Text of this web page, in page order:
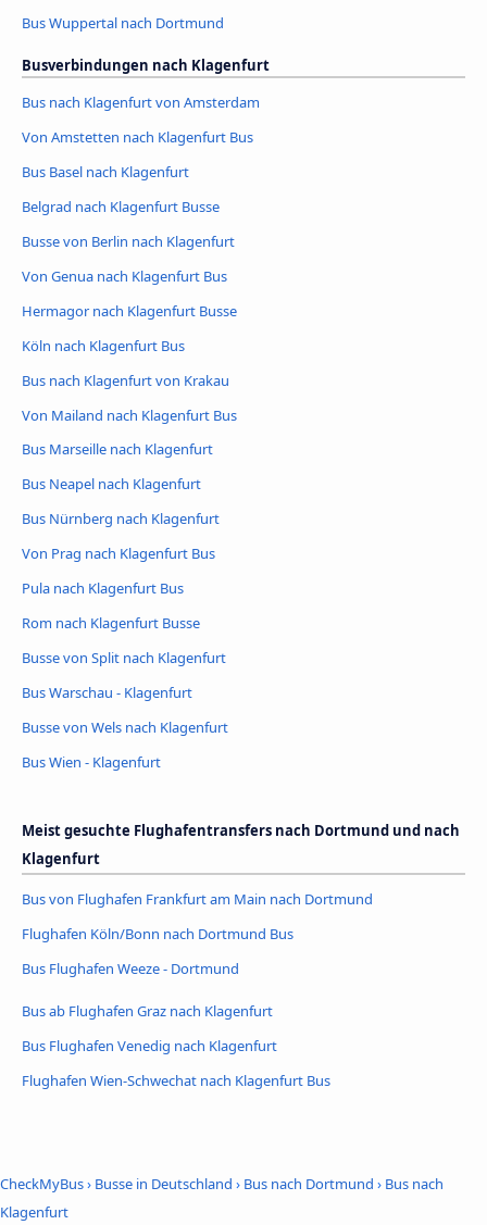
Bus Wuppertal nach Dortmund
Busverbindungen nach Klagenfurt
Bus nach Klagenfurt von Amsterdam
Von Amstetten nach Klagenfurt Bus
Bus Basel nach Klagenfurt
Belgrad nach Klagenfurt Busse
Busse von Berlin nach Klagenfurt
Von Genua nach Klagenfurt Bus
Hermagor nach Klagenfurt Busse
Köln nach Klagenfurt Bus
Bus nach Klagenfurt von Krakau
Von Mailand nach Klagenfurt Bus
Bus Marseille nach Klagenfurt
Bus Neapel nach Klagenfurt
Bus Nürnberg nach Klagenfurt
Von Prag nach Klagenfurt Bus
Pula nach Klagenfurt Bus
Rom nach Klagenfurt Busse
Busse von Split nach Klagenfurt
Bus Warschau - Klagenfurt
Busse von Wels nach Klagenfurt
Bus Wien - Klagenfurt
Meist gesuchte Flughafentransfers nach Dortmund und nach
Klagenfurt
Bus von Flughafen Frankfurt am Main nach Dortmund
Flughafen Köln/Bonn nach Dortmund Bus
Bus Flughafen Weeze - Dortmund
Bus ab Flughafen Graz nach Klagenfurt
Bus Flughafen Venedig nach Klagenfurt
Flughafen Wien-Schwechat nach Klagenfurt Bus
CheckMyBus› Busse in Deutschland › Bus nach Dortmund › Bus nach
Klagenfurt